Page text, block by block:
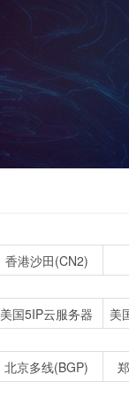
香港沙田(CN2)
美国5IP云服务器 美
北京多线(BGP)